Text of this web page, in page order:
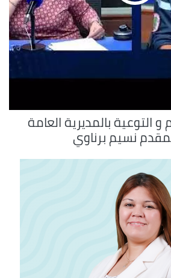
التوعية بالمديرية العامة
نسيم برناوي